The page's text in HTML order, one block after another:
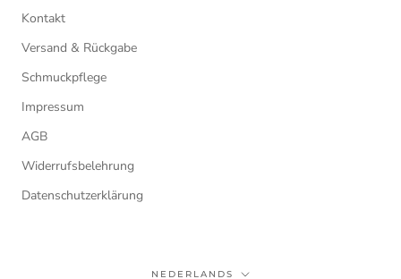
Kontakt
Versand & Rückgabe
Schmuckpflege
Impressum
AGB
Widerrufsbelehrung
Datenschutzerklärung
Taal
NEDERLANDS